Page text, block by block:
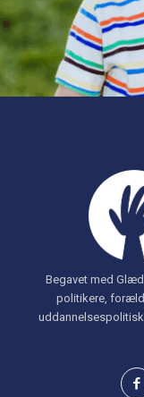
Begavet med
politikere,